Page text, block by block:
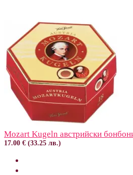
Mozart Kugeln австрийски
17.00 € (33.25 лв.)